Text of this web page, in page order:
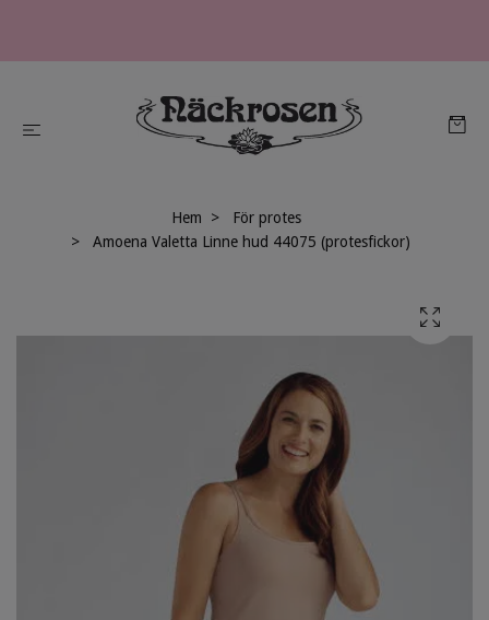
Hem
För protes
Amoena Valetta Linne hud 44075 (protesfickor)